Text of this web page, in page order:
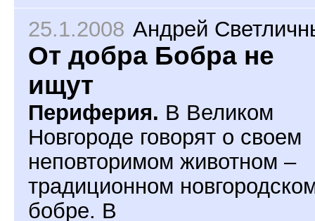
25.1.2008 Андрей
От добра Бобра не
ищут
Периферия. В Великом
Новгороде говорят о своем
неповторимом животном –
традиционном
бобре. В